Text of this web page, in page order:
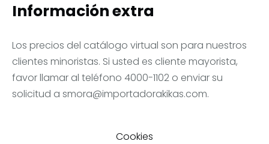
Información extra
Los precios del catálogo virtual son para nuestros
clientes minoristas. Si usted es cliente mayorista,
favor llamar al teléfono 4000-1102 o enviar su
solicitud a smora@importadorakikas.com.
Cookies